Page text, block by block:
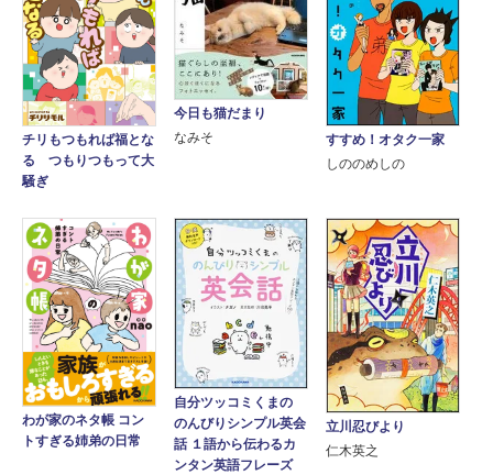
チリもつもれば福とな
る つもりつもって大
騒ぎ
今日も猫だまり
なみそ
すすめ！オタク一家
しののめしの
わが家のネタ帳 コン
トすぎる姉弟の日常
自分ツッコミくまの
のんびりシンプル英会
話 １語から伝わるカ
ンタン英語フレーズ
立川忍びより
仁木英之